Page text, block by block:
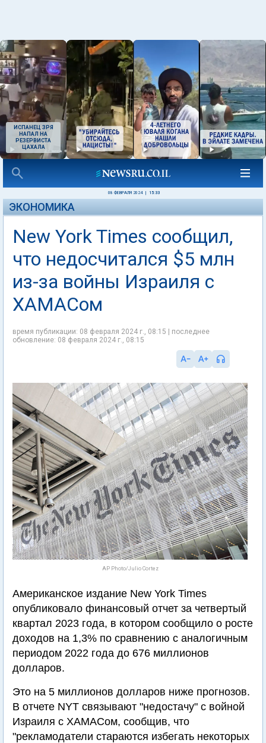
ИСПАНЕЦ ЗРЯ
НАПАЛ НА
РЕЗЕРВИСТА
ЦАХАЛА
08 ФЕВРАЛЯ 2024 15:33
ЭКОНОМИКА
New York Times сообщил,
что недосчитался $5 млн
из-за войны Израиля с
ХАМАСом
время публикации: 08 февраля 2024 г., 08:15 | последнее
обновление: 08 февраля 2024 г., 08:15
AP Photo/Julio Cortez
Американское издание New York Times
опубликовало финансовый отчет за четвертый
квартал 2023 года, в котором сообщило о росте
доходов на 1,3% по сравнению с аналогичным
периодом 2022 года до 676 миллионов
долларов.
Это на 5 миллионов долларов ниже прогнозов.
В отчете NYT связывают "недостачу" с войной
Израиля с ХАМАСом, сообщив, что
"рекламодатели стараются избегать некоторых